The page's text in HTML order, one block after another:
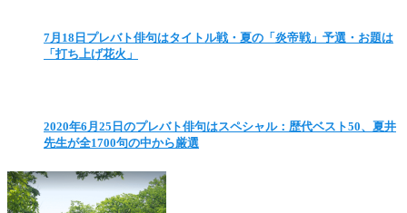
7月18日プレバト俳句はタイトル戦・夏の「炎帝戦」予選・お題は
「打ち上げ花火」
2020年6月25日のプレバト俳句はスペシャル：歴代ベスト50、夏井
先生が全1700句の中から厳選